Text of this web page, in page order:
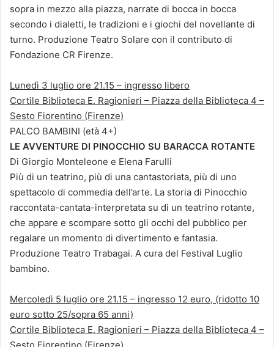
sopra in mezzo alla piazza, narrate di bocca in bocca
secondo i dialetti, le tradizioni e i giochi del novellante di
turno. Produzione Teatro Solare con il contributo di
Fondazione CR Firenze.
Lunedì 3 luglio ore 21.15 – ingresso libero
Cortile Biblioteca E. Ragionieri – Piazza della Biblioteca 4 –
Sesto Fiorentino (Firenze)
PALCO BAMBINI (età 4+)
LE AVVENTURE DI PINOCCHIO SU BARACCA ROTANTE
Di Giorgio Monteleone e Elena Farulli
Più di un teatrino, più di una cantastoriata, più di uno
spettacolo di commedia dell’arte. La storia di Pinocchio
raccontata-cantata-interpretata su di un teatrino rotante,
che appare e scompare sotto gli occhi del pubblico per
regalare un momento di divertimento e fantasia.
Produzione Teatro Trabagai. A cura del Festival Luglio
bambino.
Mercoledì 5 luglio ore 21.15 – ingresso 12 euro, (ridotto 10
euro sotto 25/sopra 65 anni)
Cortile Biblioteca E. Ragionieri – Piazza della Biblioteca 4 –
Sesto Fiorentino (Firenze)